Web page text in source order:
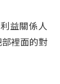
益關係人
裡面的對